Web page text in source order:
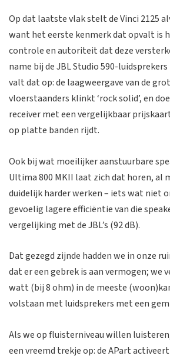
Op dat laatste vlak stelt de Vinci 2125
want het eerste kenmerk dat opvalt is
controle en autoriteit dat deze
name bij de JBL Studio 590-
valt dat op: de laagweergave van de
vloerstaanders klinkt ‘rock solid’, en
receiver met een vergelijkbaar
op platte banden rijdt.
Ook bij wat moeilijker aanstuurbare
Ultima 800 MKII laat zich dat horen, al
duidelijk harder werken – iets wat niet
gevoelig lagere efficiëntie van die
vergelijking met de JBL’s (92 dB).
Dat gezegd zijnde hadden we in onze
dat er een gebrek is aan vermogen; we
watt (bij 8 ohm) in de meeste
volstaan met luidsprekers met een
Als we op fluisterniveau willen
een vreemd trekje op: de APart